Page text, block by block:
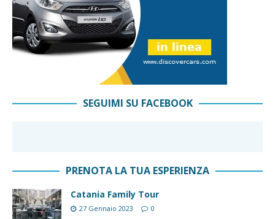
SEGUIMI SU FACEBOOK
PRENOTA LA TUA ESPERIENZA
Catania Family Tour
27 Gennaio 2023 0